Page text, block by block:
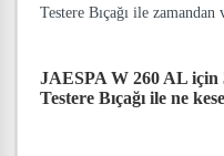
Testere Bıçağı ile
JAESPA W 260 AL için
Testere Bıçağı ile ne